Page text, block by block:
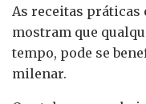
As receitas práticas
mostram que
tempo, pode se
milenar.